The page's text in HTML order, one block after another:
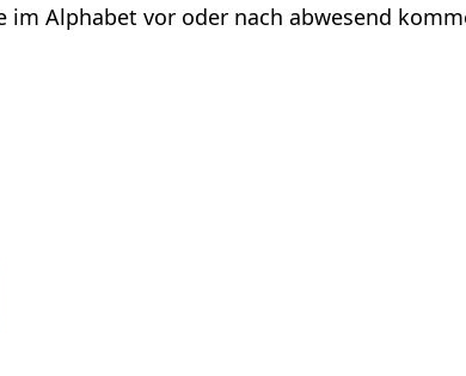
im Alphabet vor oder nach abwesend